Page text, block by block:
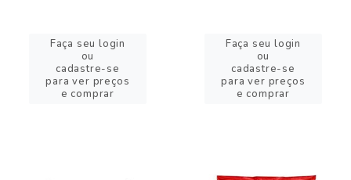
Faça seu login
ou
cadastre-se
para ver preços
e comprar
Faça seu login
ou
cadastre-se
para ver preços
e comprar